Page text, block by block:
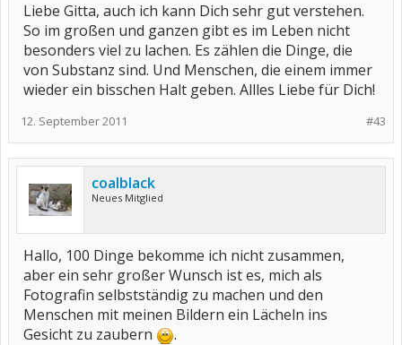
Liebe Gitta, auch ich kann Dich sehr gut verstehen.
So im großen und ganzen gibt es im Leben nicht
besonders viel zu lachen. Es zählen die Dinge, die
von Substanz sind. Und Menschen, die einem immer
wieder ein bisschen Halt geben. Allles Liebe für Dich!
#43
12. September 2011
coalblack
Neues Mitglied
Hallo, 100 Dinge bekomme ich nicht zusammen,
aber ein sehr großer Wunsch ist es, mich als
Fotografin selbstständig zu machen und den
Menschen mit meinen Bildern ein Lächeln ins
Gesicht zu zaubern
.